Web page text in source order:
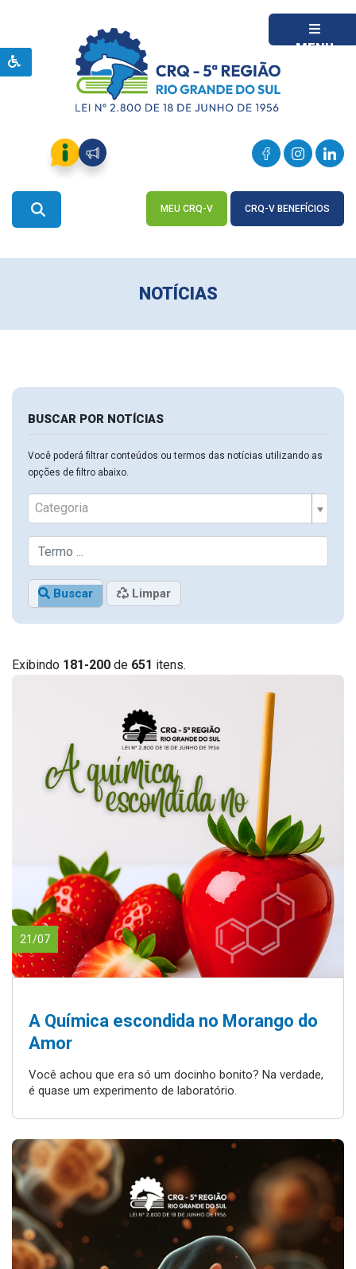
MENU
MEU CRQ-V CRQ-V BENEFÍCIOS
NOTÍCIAS
Exibindo 181-200 de 651 itens.
21/07
A Química escondida no Morango do
Amor
Você achou que era só um docinho bonito? Na verdade,
é quase um experimento de laboratório.
BUSCAR POR NOTÍCIAS
Você poderá filtrar conteúdos ou termos das notícias utilizando as
opções de filtro abaixo.
Categoria
Buscar Limpar